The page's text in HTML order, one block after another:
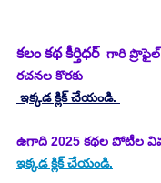
కలం కథ కీర్తిధర్
గారి
రచనల కొరకు
ఇక్కడ క్లిక్ చేయండి.
ఉగాది 2025 కథల పోటీల
ఇక్కడ క్లిక్ చేయండి.